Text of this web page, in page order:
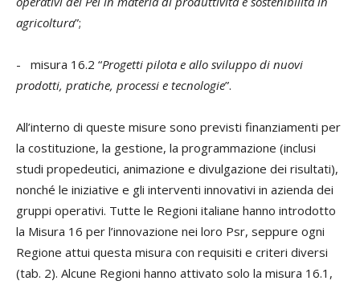
agricoltura”;
- misura 16.2 “Progetti pilota e allo sviluppo di nuovi
prodotti, pratiche, processi e tecnologie”.
All’interno di queste misure sono previsti finanziamenti per
la costituzione, la gestione, la programmazione (inclusi
studi propedeutici, animazione e divulgazione dei risultati),
nonché le iniziative e gli interventi innovativi in azienda dei
gruppi operativi. Tutte le Regioni italiane hanno introdotto
la Misura 16 per l’innovazione nei loro Psr, seppure ogni
Regione attui questa misura con requisiti e criteri diversi
(tab. 2). Alcune Regioni hanno attivato solo la misura 16.1,